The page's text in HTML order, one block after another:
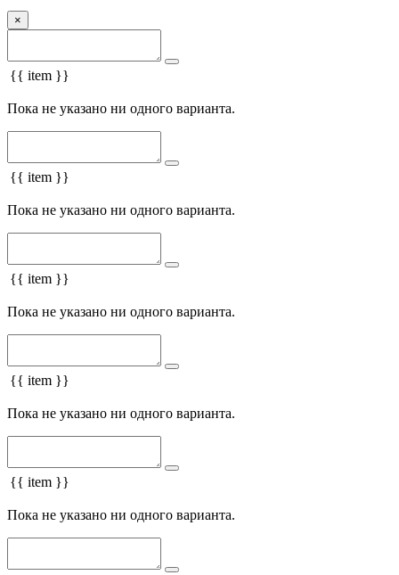
×
{{ item }}
Пока не указано ни одного варианта.
{{ item }}
Пока не указано ни одного варианта.
{{ item }}
Пока не указано ни одного варианта.
{{ item }}
Пока не указано ни одного варианта.
{{ item }}
Пока не указано ни одного варианта.